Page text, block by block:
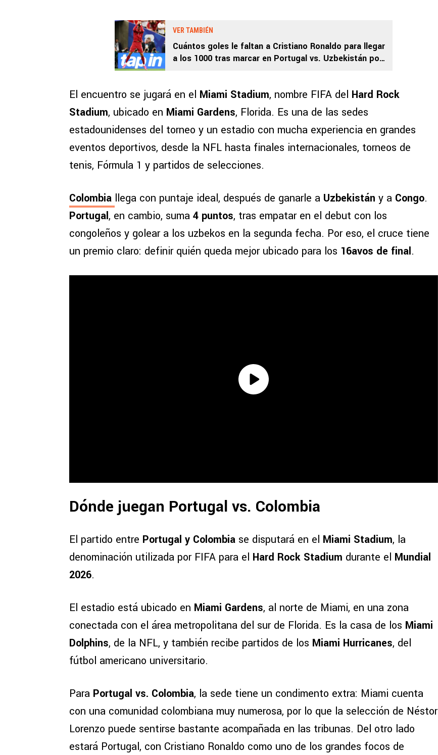
VER TAMBIÉN
Cuántos goles le faltan a Cristiano Ronaldo para llegar
a los 1000 tras marcar en Portugal vs. Uzbekistán por
El encuentro se jugará en el Miami Stadium, nombre FIFA del Hard Rock
Stadium, ubicado en Miami Gardens, Florida. Es una de las sedes
estadounidenses del torneo y un estadio con mucha experiencia en grandes
eventos deportivos, desde la NFL hasta finales internacionales, torneos de
tenis, Fórmula 1 y partidos de selecciones.
Colombia llega con puntaje ideal, después de ganarle a Uzbekistán y a Congo.
Portugal, en cambio, suma 4 puntos, tras empatar en el debut con los
congoleños y golear a los uzbekos en la segunda fecha. Por eso, el cruce tiene
un premio claro: definir quién queda mejor ubicado para los 16avos de final.
Dónde juegan Portugal vs. Colombia
El partido entre Portugal y Colombia se disputará en el Miami Stadium, la
denominación utilizada por FIFA para el Hard Rock Stadium durante el Mundial
2026.
El estadio está ubicado en Miami Gardens, al norte de Miami, en una zona
conectada con el área metropolitana del sur de Florida. Es la casa de los Miami
Dolphins, de la NFL, y también recibe partidos de los Miami Hurricanes, del
fútbol americano universitario.
Para Portugal vs. Colombia, la sede tiene un condimento extra: Miami cuenta
con una comunidad colombiana muy numerosa, por lo que la selección de Néstor
Lorenzo puede sentirse bastante acompañada en las tribunas. Del otro lado
estará Portugal, con Cristiano Ronaldo como uno de los grandes focos de